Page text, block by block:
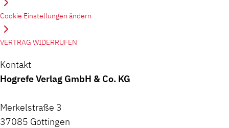
Cookie Einstellungen ändern
VERTRAG WIDERRUFEN
Kontakt
Hogrefe Verlag GmbH & Co. KG
Merkelstraße 3
37085 Göttingen